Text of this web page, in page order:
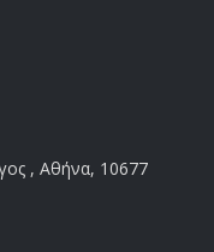
, Αθήνα, 10677